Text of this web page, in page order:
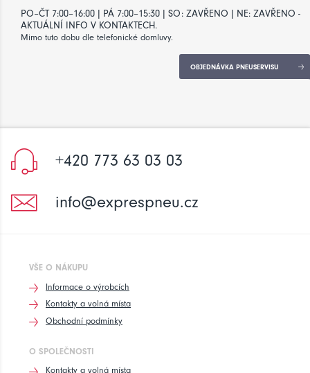
PO–ČT 7:00–16:00 | PÁ 7:00–15:30 | SO: ZAVŘENO | NE: ZAVŘENO -
AKTUÁLNÍ INFO V KONTAKTECH.
Mimo tuto dobu dle telefonické domluvy.
OBJEDNÁVKA PNEUSERVISU
+420 773 63 03 03
info@exprespneu.cz
VŠE O NÁKUPU
Informace o výrobcích
Kontakty a volná místa
Obchodní podmínky
O SPOLEČNOSTI
Kontakty a volná místa